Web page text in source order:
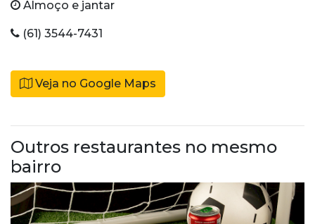
Almoço e jantar
(61) 3544-7431
Veja no Google Maps
Outros restaurantes no mesmo
bairro